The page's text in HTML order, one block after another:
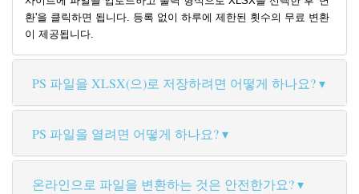
환'을 클릭하면 됩니다. 등록 없이 하루에 제한된 횟수의 무료 변환
이 제공됩니다.
PS 파일을 XLSX(으)로 저장하려면 어떻게 하나요?
PS 파일을 열려면 어떻게 하나요?
온라인으로 파일을 변환하는 것은 안전한가요?